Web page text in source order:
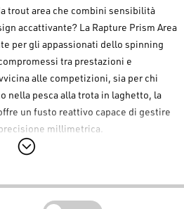
trout area che combini sensibilità
accattivante? La Rapture Prism Area
per gli appassionati dello spinning
tra prestazioni e
alle competizioni, sia per chi
nella pesca alla trota in laghetto, la
un fusto reattivo capace di gestire
millimetrica.